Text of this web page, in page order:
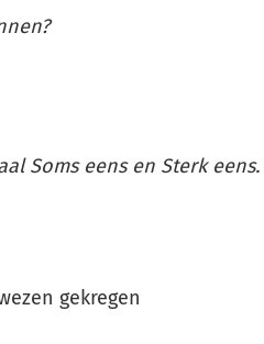
Soms eens en Sterk eens.
gekregen